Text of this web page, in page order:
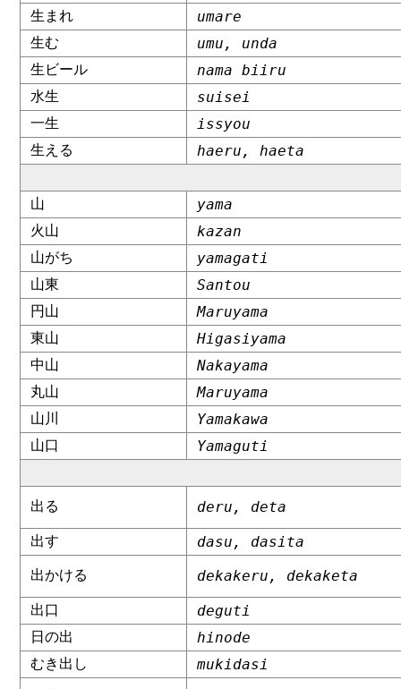
生まれ umare
生む umu, unda
生ビール nama biiru
水生 suisei
一生 issyou
生える haeru, haeta
山 yama
火山 kazan
山がち yamagati
山東 Santou
円山 Maruyama
東山 Higasiyama
中山 Nakayama
丸山 Maruyama
山川 Yamakawa
山口 Yamaguti
出る deru, deta
出す dasu, dasita
出かける dekakeru, dekaketa
出口 deguti
日の出 hinode
むき出し mukidasi